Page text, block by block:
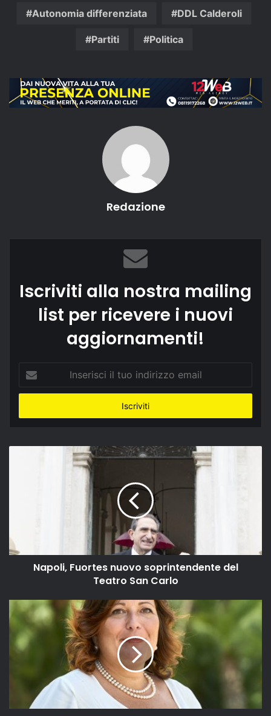
Autonomia differenziata DDL Calderoli
Partiti Politica
Redazione
Iscriviti alla nostra mailing
list per ricevere i nuovi
aggiornamenti!
tuo
email
Napoli, Fuortes nuovo soprintendente del
Teatro San Carlo